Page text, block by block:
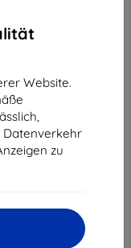
Website.
Datenverkehr
zu